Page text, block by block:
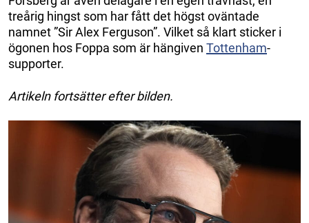
treårig hingst som har fått det högst oväntade
namnet ”Sir Alex Ferguson”. Vilket så klart sticker i
ögonen hos Foppa som är hängiven Tottenham-
supporter.
Artikeln fortsätter efter bilden.